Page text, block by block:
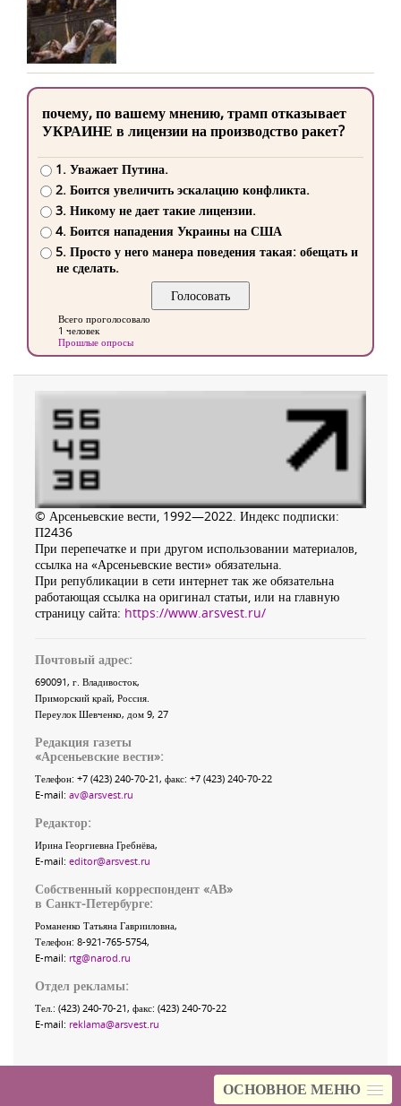
ОСНОВНОЕ МЕНЮ
почему, по вашему мнению, трамп отказывает
УКРАИНЕ в лицензии на производство ракет?
1. Уважает Путина.
2. Боится увеличить эскалацию конфликта.
3. Никому не дает такие лицензии.
4. Боится нападения Украины на США
5. Просто у него манера поведения такая: обещать и
не сделать.
Всего проголосовало
1 человек
Прошлые опросы
© Арсеньевские вести, 1992—2022. Индекс подписки:
П2436
При перепечатке и при другом использовании материалов,
ссылка на «Арсеньевские вести» обязательна.
При републикации в сети интернет так же обязательна
работающая ссылка на оригинал статьи, или на главную
страницу сайта: https://www.arsvest.ru/
Почтовый адрес:
690091, г. Владивосток,
Приморский край, Россия
Переулок Шевченко, дом 9, 27
Редакция газеты
«Арсеньевские вести»:
Телефон: +7 (423) 240-70-21, факс: +7 (423) 240-70-22
E-mail: av@arsvest.ru
Редактор:
Ирина Георгиевна Гребнёва,
E-mail: editor@arsvest.ru
Собственный корреспондент «АВ»
в Санкт-Петербурге:
Романенко Татьяна Гаврииловна,
Телефон: 8-921-765-5754,
E-mail: rtg@narod.ru
Отдел рекламы:
Тел.: (423) 240-70-21, факс: (423) 240-70-22
E-mail: reklama@arsvest.ru